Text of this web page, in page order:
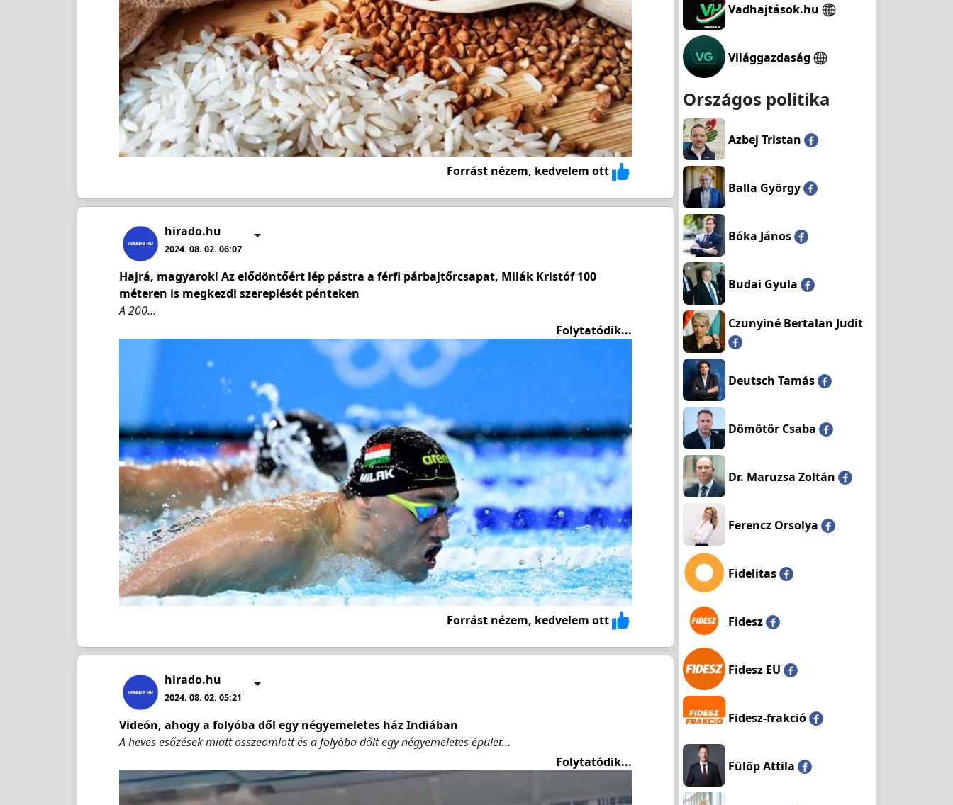
Forrást nézem, kedvelem ott
hirado.hu
2024. 08. 02. 06:07
Hajrá, magyarok! Az elődöntőért lép pástra a férfi párbajtőrcsapat, Milák Kristóf 100
méteren is megkezdi szereplését pénteken
A 200…
Folytatódik...
Forrást nézem, kedvelem ott
hirado.hu
2024. 08. 02. 05:21
Videón, ahogy a folyóba dől egy négyemeletes ház Indiában
A heves esőzések miatt összeomlott és a folyóba dőlt egy négyemeletes épület…
Folytatódik...
Vadhajtások.hu
Világgazdaság
Országos politika
Azbej Tristan
Balla György
Bóka János
Budai Gyula
Czunyiné Bertalan Judit
Deutsch Tamás
Dömötör Csaba
Dr. Maruzsa Zoltán
Ferencz Orsolya
Fidelitas
Fidesz
Fidesz EU
Fidesz-frakció
Fülöp Attila